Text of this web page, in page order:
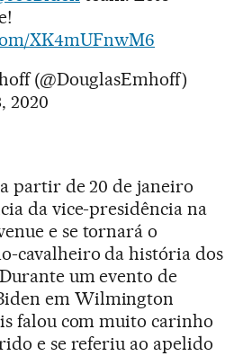
XK4mUFnwM6
(@DouglasEmhoff)
2020
partir de 20 de janeiro
da vice-presidência na
e se tornará o
cavalheiro da história dos
um evento de
em Wilmington
falou com muito carinho
e se referiu ao apelido